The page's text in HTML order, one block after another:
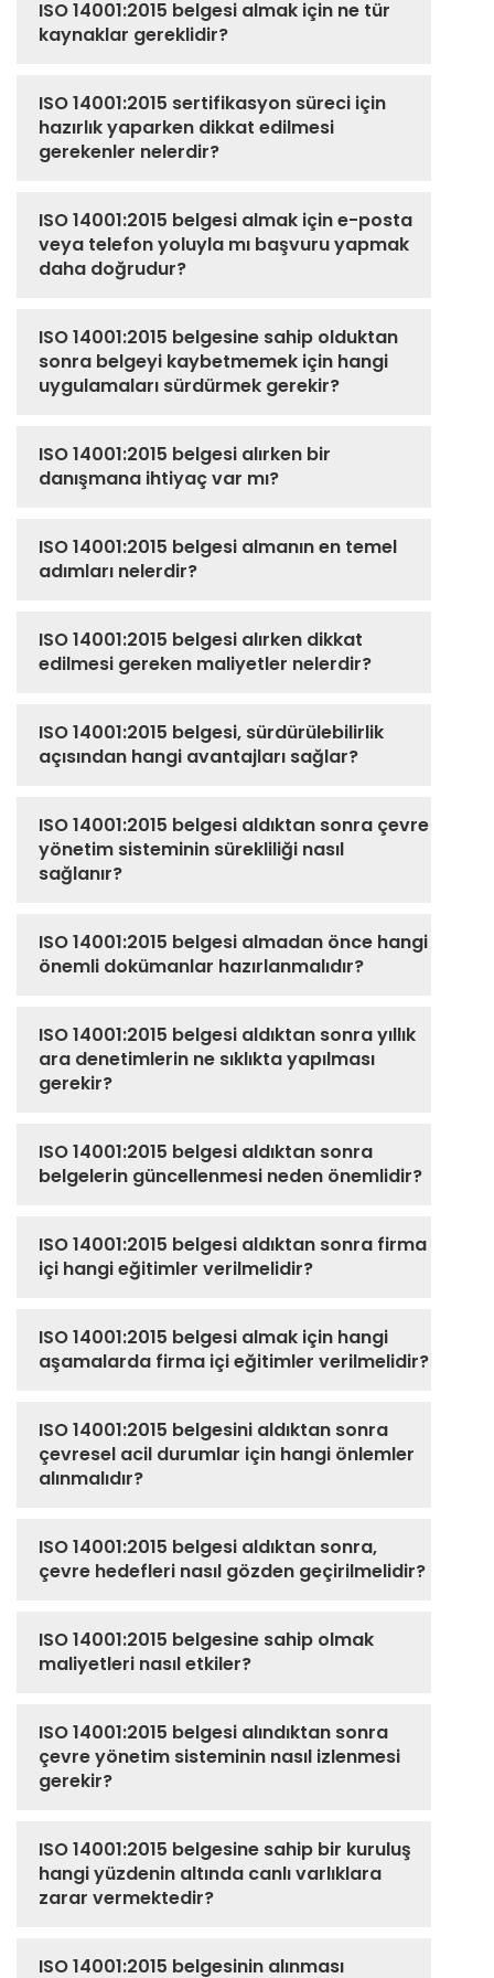
ISO 14001:2015 belgesi almak için ne tür
kaynaklar gereklidir?
ISO 14001:2015 sertifikasyon süreci için
hazırlık yaparken dikkat edilmesi
gerekenler nelerdir?
ISO 14001:2015 belgesi almak için e-posta
veya telefon yoluyla mı başvuru yapmak
daha doğrudur?
ISO 14001:2015 belgesine sahip olduktan
sonra belgeyi kaybetmemek için hangi
uygulamaları sürdürmek gerekir?
ISO 14001:2015 belgesi alırken bir
danışmana ihtiyaç var mı?
ISO 14001:2015 belgesi almanın en temel
adımları nelerdir?
ISO 14001:2015 belgesi alırken dikkat
edilmesi gereken maliyetler nelerdir?
ISO 14001:2015 belgesi, sürdürülebilirlik
açısından hangi avantajları sağlar?
ISO 14001:2015 belgesi aldıktan sonra çevre
yönetim sisteminin sürekliliği nasıl
sağlanır?
ISO 14001:2015 belgesi almadan önce hangi
önemli dokümanlar hazırlanmalıdır?
ISO 14001:2015 belgesi aldıktan sonra yıllık
ara denetimlerin ne sıklıkta yapılması
gerekir?
ISO 14001:2015 belgesi aldıktan sonra
belgelerin güncellenmesi neden önemlidir?
ISO 14001:2015 belgesi aldıktan sonra firma
içi hangi eğitimler verilmelidir?
ISO 14001:2015 belgesi almak için hangi
aşamalarda firma içi eğitimler verilmelidir?
ISO 14001:2015 belgesini aldıktan sonra
çevresel acil durumlar için hangi önlemler
alınmalıdır?
ISO 14001:2015 belgesi aldıktan sonra,
çevre hedefleri nasıl gözden geçirilmelidir?
ISO 14001:2015 belgesine sahip olmak
maliyetleri nasıl etkiler?
ISO 14001:2015 belgesi alındıktan sonra
çevre yönetim sisteminin nasıl izlenmesi
gerekir?
ISO 14001:2015 belgesine sahip bir kuruluş
hangi yüzdenin altında canlı varlıklara
zarar vermektedir?
ISO 14001:2015 belgesinin alınması